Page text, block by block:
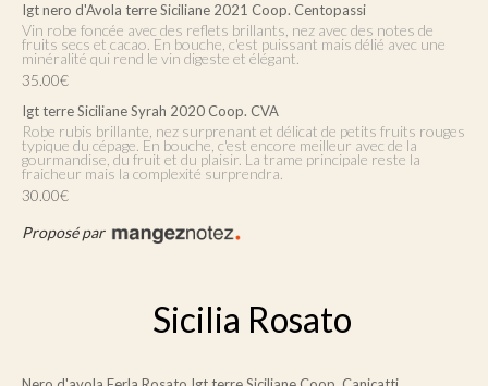
Igt nero d'Avola terre Siciliane 2021 Coop. Centopassi
Vin robe foncée avec des reflets brillants, nez avec des notes de
fruits secs et cacao. En bouche, c'est puissant mais délié avec une
minéralité qui rend le vin digeste et élégant.
35.00€
Igt terre Siciliane Syrah 2020 Coop. CVA
Robe rubis brillante, nez surprenant et délicat de petits fruits rouges
typique du cépage. En bouche, c'est encore meilleur avec de la
gourmandise, du fruit et du plaisir. La trame principale reste la
fraicheur mais la complexité surprendra.
30.00€
Proposé par
Sicilia Rosato